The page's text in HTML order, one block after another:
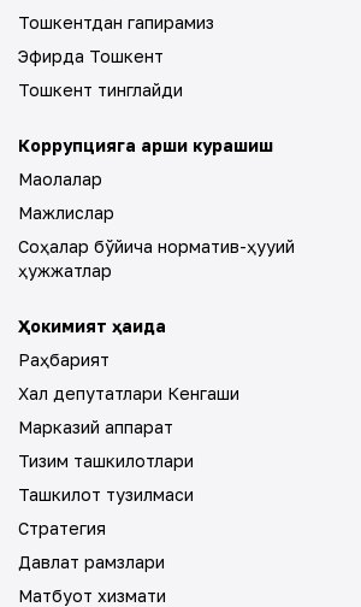
Тошкентдан гапирамиз
Эфирда Тошкент
Тошкент тинглайди
Коррупцияга қарши курашиш
Мақолалар
Мажлислар
Соҳалар бўйича норматив-ҳуқуқий
ҳужжатлар
Ҳокимият ҳақида
Раҳбарият
Халқ депутатлари Кенгаши
Марказий аппарат
Тизим ташкилотлари
Ташкилот тузилмаси
Стратегия
Давлат рамзлари
Матбуот хизмати